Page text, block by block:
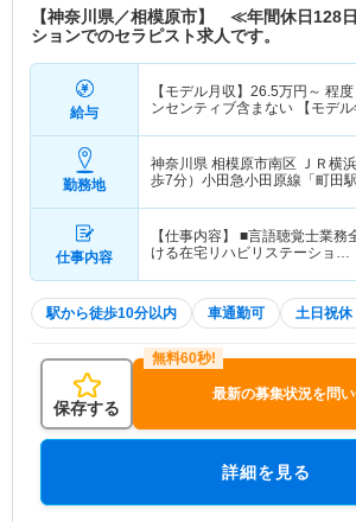
【神奈川県／相模原市】 ≪年間休日128
ションでのセラピスト求人です。
給与
【モデル月収】 26.5万円～ 程度
ンセンティブ含まない 【モデル
勤務地
神奈川県 相模原市南区 ＪＲ横
歩7分）小田急小田原線「町田
仕事内容
【仕事内容】 ■言語聴覚士業務全般 ・訪問看
ける在宅リハビリステーショ…
駅から徒歩10分以内 車通勤可 土日祝休
保存する
最新の募集状況を問
詳細を見る